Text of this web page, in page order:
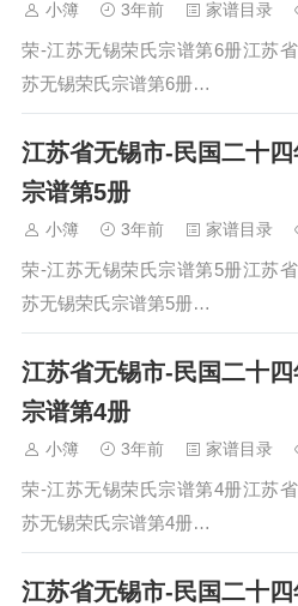
小簿 3年前 家谱目录
荣-江苏无锡荣氏宗谱第6册江苏
苏无锡荣氏宗谱第6册…
江苏省无锡市-民国二十
宗谱第5册
小簿 3年前 家谱目录
荣-江苏无锡荣氏宗谱第5册江苏
苏无锡荣氏宗谱第5册…
江苏省无锡市-民国二十
宗谱第4册
小簿 3年前 家谱目录
荣-江苏无锡荣氏宗谱第4册江苏
苏无锡荣氏宗谱第4册…
江苏省无锡市-民国二十